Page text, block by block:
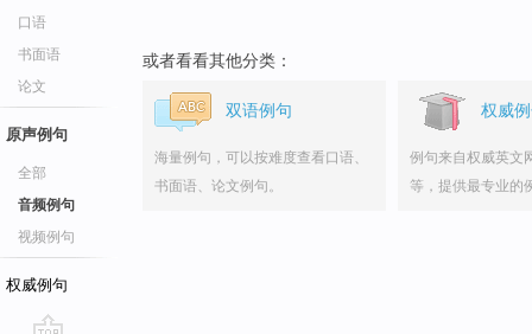
口语
书面语
论文
原声例句
全部
音频例句
视频例句
权威例句
或者看看其他分类：
双语例句
海量例句，可以按难度查看口语、
书面语、论文例句。
权威
例句来自权威英文
等，提供最专业的